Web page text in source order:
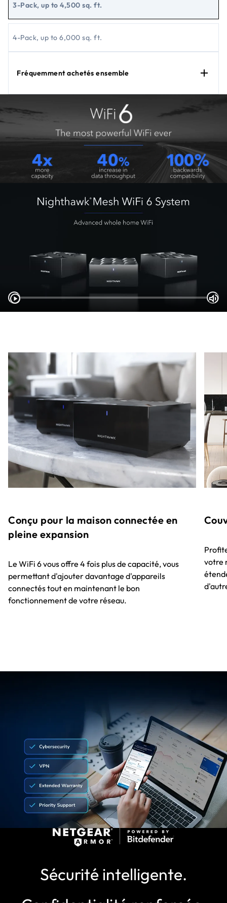
3-Pack, up to 4,500 sq. ft.
4-Pack, up to 6,000 sq. ft.
Fréquemment achetés ensemble
Conçu pour la maison connectée en
pleine expansion
Le WiFi 6 vous offre 4 fois plus de capacité, vous
permettant d'ajouter davantage d'appareils
connectés tout en maintenant le bon
fonctionnement de votre réseau.
votre
Sécurité intelligente.